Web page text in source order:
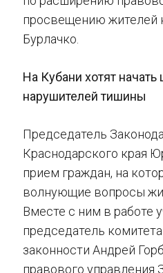
просвещению жителей
Бурлачко.
На Кубани хотят
нарушителей тишины
Председатель
Краснодарского края
прием граждан, на
волнующие вопросы
Вместе с ним в работе
председатель
законности Андрей
правового